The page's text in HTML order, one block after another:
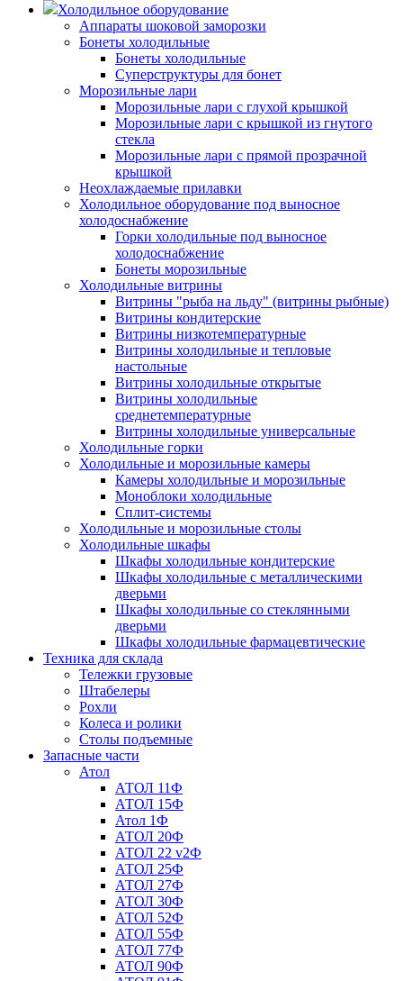
Холодильное оборудование
Аппараты шоковой заморозки
Бонеты холодильные
Бонеты холодильные
Суперструктуры для бонет
Морозильные лари
Морозильные лари с глухой крышкой
Морозильные лари с крышкой из гнутого
стекла
Морозильные лари с прямой прозрачной
крышкой
Неохлаждаемые прилавки
Холодильное оборудование под выносное
холодоснабжение
Горки холодильные под выносное
холодоснабжение
Бонеты морозильные
Холодильные витрины
Витрины "рыба на льду" (витрины рыбные)
Витрины кондитерские
Витрины низкотемпературные
Витрины холодильные и тепловые
настольные
Витрины холодильные открытые
Витрины холодильные
среднетемпературные
Витрины холодильные универсальные
Холодильные горки
Холодильные и морозильные камеры
Камеры холодильные и морозильные
Моноблоки холодильные
Сплит-системы
Холодильные и морозильные столы
Холодильные шкафы
Шкафы холодильные кондитерские
Шкафы холодильные с металлическими
дверьми
Шкафы холодильные со стеклянными
дверьми
Шкафы холодильные фармацевтические
Техника для склада
Тележки грузовые
Штабелеры
Рохли
Колеса и ролики
Столы подъемные
Запасные части
Атол
АТОЛ 11Ф
АТОЛ 15Ф
Атол 1Ф
АТОЛ 20Ф
АТОЛ 22 v2Ф
АТОЛ 25Ф
АТОЛ 27Ф
АТОЛ 30Ф
АТОЛ 52Ф
АТОЛ 55Ф
АТОЛ 77Ф
АТОЛ 90Ф